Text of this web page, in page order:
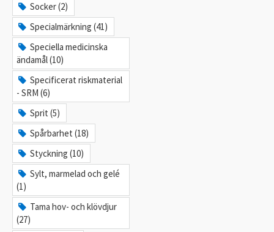
Socker (2)
Specialmärkning (41)
Speciella medicinska
ändamål (10)
Specificerat riskmaterial
- SRM (6)
Sprit (5)
Spårbarhet (18)
Styckning (10)
Sylt, marmelad och gelé
(1)
Tama hov- och klövdjur
(27)